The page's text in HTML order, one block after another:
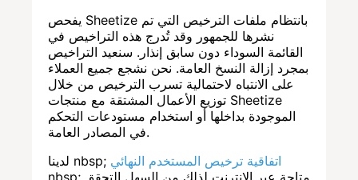
يفحص Sheetize بانتظام ملفات الترخيص التي تم
نشرها للجمهور وقد تُدرج هذه التراخيص في
القائمة السوداء دون سابق إنذار. سنعيد التراخيص
بمجرد إزالة النسخ العامة. نحن نشجع جميع العملاء
على الانتباه لاحتمالية تسرب الترخيص من خلال
توزيع الأعمال المشتقة مع منتجات Sheetize
الموجودة بداخلها أو استخدام مستودعات التحكم
في المصادر العامة.
لدينا nbsp; اتفاقية ترخيص المستخدم النهائي
nbsp; متاحة عبر الإنترنت لذلك من السهل التحقق